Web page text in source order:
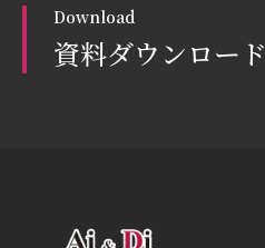
Download
資料ダウンロード